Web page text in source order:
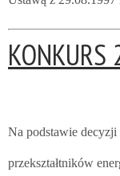
KONKURS
Na podstawie
przekształtników